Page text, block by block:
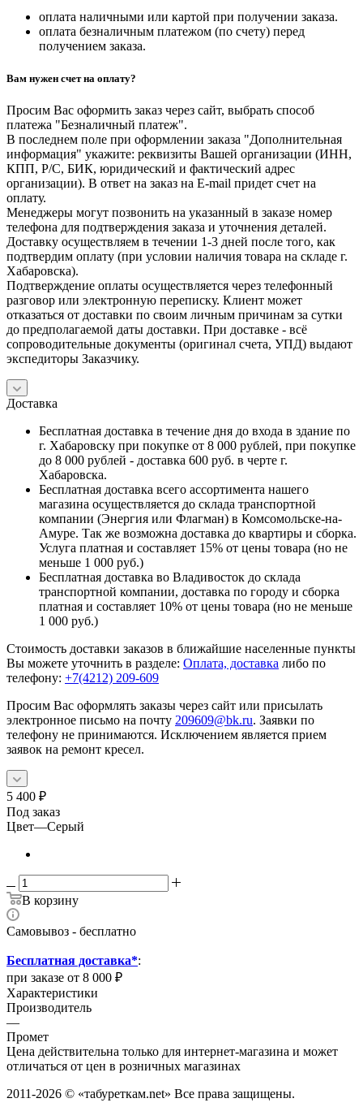
оплата наличными или картой при получении заказа.
оплата безналичным платежом (по счету) перед
получением заказа.
Вам нужен счет на оплату?
Просим Вас оформить заказ через сайт, выбрать способ
платежа "Безналичный платеж".
В последнем поле при оформлении заказа "Дополнительная
информация" укажите: реквизиты Вашей организации (ИНН,
КПП, Р/С, БИК, юридический и фактический адрес
организации). В ответ на заказ на E-mail придет счет на
оплату.
Менеджеры могут позвонить на указанный в заказе номер
телефона для подтверждения заказа и уточнения деталей.
Доставку осуществляем в течении 1-3 дней после того, как
подтвердим оплату (при условии наличия товара на складе г.
Хабаровска).
Подтверждение оплаты осуществляется через телефонный
разговор или электронную переписку. Клиент может
отказаться от доставки по своим личным причинам за сутки
до предполагаемой даты доставки. При доставке - всё
сопроводительные документы (оригинал счета, УПД) выдают
экспедиторы Заказчику.
Доставка
Бесплатная доставка в течение дня до входа в здание по
г. Хабаровску при покупке от 8 000 рублей, при покупке
до 8 000 рублей - доставка 600 руб. в черте г.
Хабаровска.
Бесплатная доставка всего ассортимента нашего
магазина осуществляется до склада транспортной
компании (Энергия или Флагман) в Комсомольске-на-
Амуре. Так же возможна доставка до квартиры и сборка.
Услуга платная и составляет 15% от цены товара (но не
меньше 1 000 руб.)
Бесплатная доставка во Владивосток до склада
транспортной компании, доставка по городу и сборка
платная и составляет 10% от цены товара (но не меньше
1 000 руб.)
Стоимость доставки заказов в ближайшие населенные пункты
Вы можете уточнить в разделе: Оплата, доставка либо по
телефону: +7(4212) 209-609
Просим Вас оформлять заказы через сайт или присылать
электронное письмо на почту 209609@bk.ru. Заявки по
телефону не принимаются. Исключением является прием
заявок на ремонт кресел.
5 400 ₽
Под заказ
Цвет—Серый
В корзину
Самовывоз - бесплатно
Бесплатная доставка*:
при заказе от 8 000 ₽
Характеристики
Производитель
—
Промет
Цена действительна только для интернет-магазина и может
отличаться от цен в розничных магазинах
2011-2026 © «табуреткам.net» Все права защищены.